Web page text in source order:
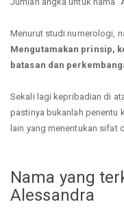
Menurut studi numerologi,
Mengutamakan prinsip,
batasan dan
Sekali lagi kepribadian di
pastinya bukanlah penentu
lain yang menentukan sifat
Nama yang
Alessandra